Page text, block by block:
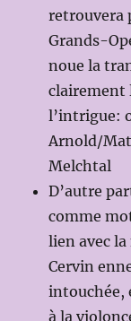
retrouvera
Grands-
noue la
clairement
l’intrigue:
Arnold/
Melchtal
D’autre
comme
lien avec
Cervin
intouchée,
à la